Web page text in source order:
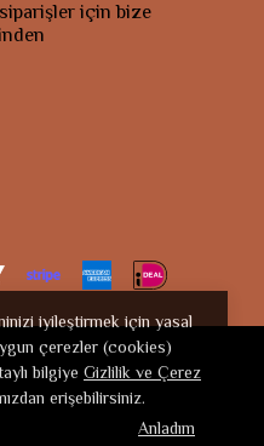
iyileştirmek için yasal
çerezler (cookies)
bilgiye Gizlilik ve Çerez
erişebilirsiniz.
Anladım
için bize